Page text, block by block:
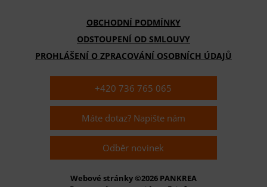
OBCHODNÍ PODMÍNKY
ODSTOUPENÍ OD SMLOUVY
PROHLÁŠENÍ O ZPRACOVÁNÍ OSOBNÍCH ÚDAJŮ
+420 736 765 065
Máte dotaz? Napište nám
Odběr novinek
Webové stránky ©2026 PANKREA